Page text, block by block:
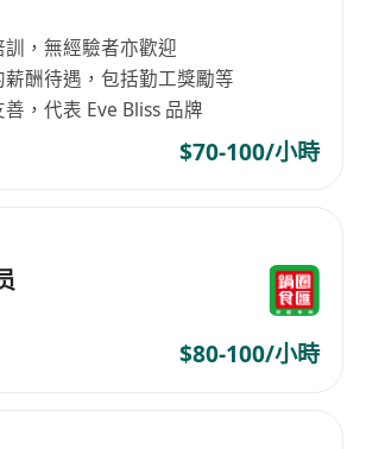
，無經驗者亦歡迎
酬待遇，包括勤工獎勵等
，代表 Eve Bliss 品牌
$70-100/小時
$80-100/小時